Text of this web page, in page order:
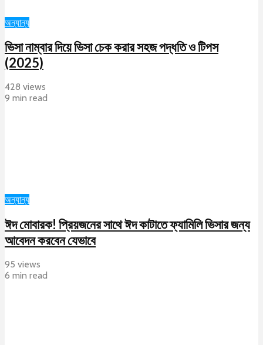
অন্যান্য
ভিসা নাম্বার দিয়ে ভিসা চেক করার সহজ পদ্ধতি ও টিপস
(2025)
428 views
9 min read
অন্যান্য
ঈদ মোবারক! প্রিয়জনের সাথে ঈদ কাটাতে ফ্যামিলি ভিসার জন্য
আবেদন করবেন যেভাবে
95 views
6 min read